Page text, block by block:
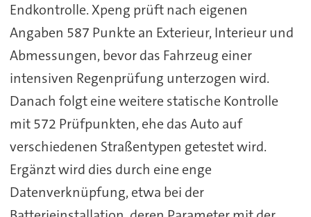
Endkontrolle. Xpeng prüft nach eigenen
Angaben 587 Punkte an Exterieur, Interieur und
Abmessungen, bevor das Fahrzeug einer
intensiven Regenprüfung unterzogen wird.
Danach folgt eine weitere statische Kontrolle
mit 572 Prüfpunkten, ehe das Auto auf
verschiedenen Straßentypen getestet wird.
Ergänzt wird dies durch eine enge
Datenverknüpfung, etwa bei der